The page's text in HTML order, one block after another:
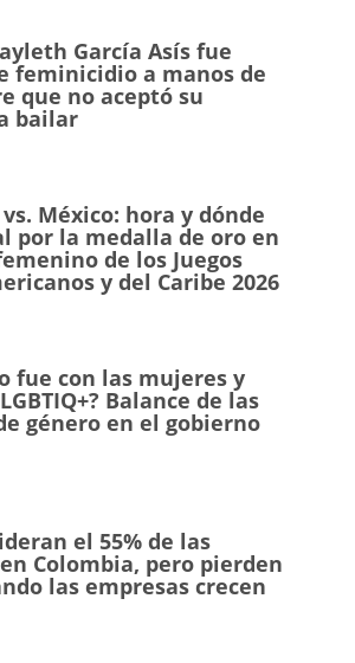
García Asís fue
feminicidio a manos de
que no aceptó su
bailar
México: hora y dónde
por la medalla de oro en
de los Juegos
y del Caribe 2026
fue con las mujeres y
Balance de las
género en el gobierno
el 55% de las
Colombia, pero pierden
las empresas crecen